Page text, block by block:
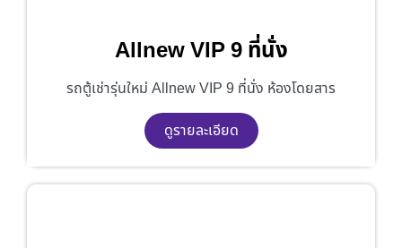
Allnew VIP 9 ที่นั่ง
รถตู้เช่ารุ่นใหม่ Allnew VIP 9 ที่นั่ง ห้องโดยสาร
ดูรายละเอียด